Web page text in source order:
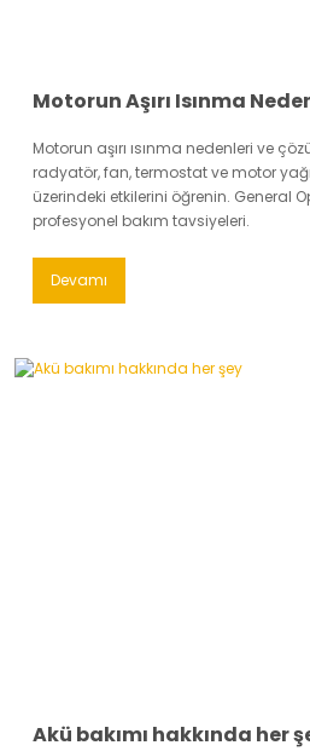
Motorun Aşırı Isınma
Motorun aşırı ısınma nedenleri ve
radyatör, fan, termostat ve motor
üzerindeki etkilerini öğrenin. General
profesyonel bakım tavsiyeleri.
Devamı
Akü bakımı hakkında her